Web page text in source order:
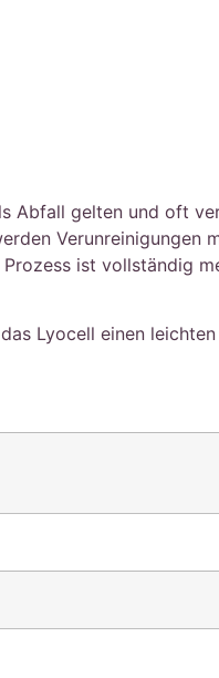
Abfall gelten und oft
Verunreinigungen
ist vollständig
Lyocell einen